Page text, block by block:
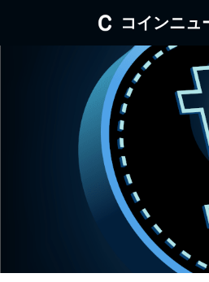
コインニュ